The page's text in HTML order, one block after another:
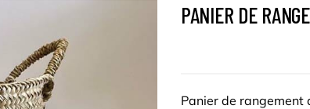
PANIER DE
Panier de rangement